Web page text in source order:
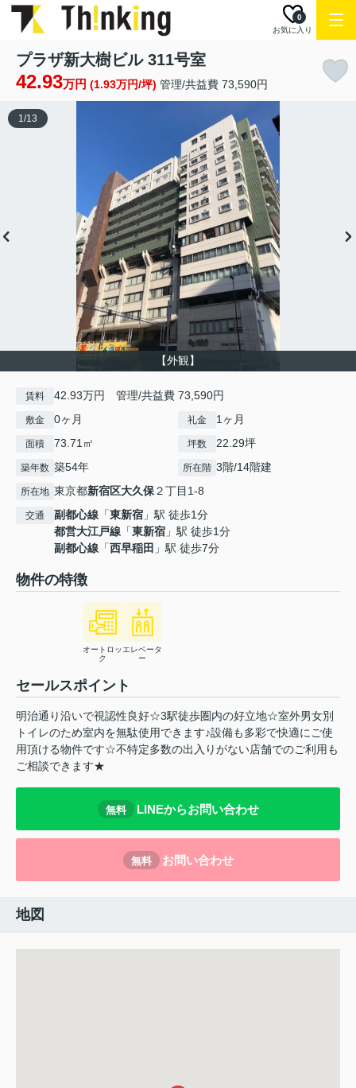
お気に入り
0
プラザ新大樹ビル 311号室
42.93万円 (1.93万円/坪) 管理/共益費 73,590円
【外観】
1/13
賃料 42.93万円 管理/共益費 73,590円
敷金 0ヶ月 礼金 1ヶ月
面積 73.71㎡ 坪数 22.29坪
築年数 築54年 所在階 3階/14階建
所在地 東京都新宿区大久保２丁目1-8
交通 副都心線 「東新宿 」駅 徒歩1分
都営大江戸線 「東新宿 」駅 徒歩1分
副都心線 「西早稲田 」駅 徒歩7分
物件の特徴
オートロッ
ク
エレベータ
ー
セールスポイント
明治通り沿いで視認性良好☆3駅徒歩圏内の好立地☆室外男女別
トイレのため室内を無駄使用できます♪設備も多彩で快適にご使
用頂ける物件です☆不特定多数の出入りがない店舗でのご利用も
ご相談できます★
無料 LINEからお問い合わせ
無料 お問い合わせ
地図